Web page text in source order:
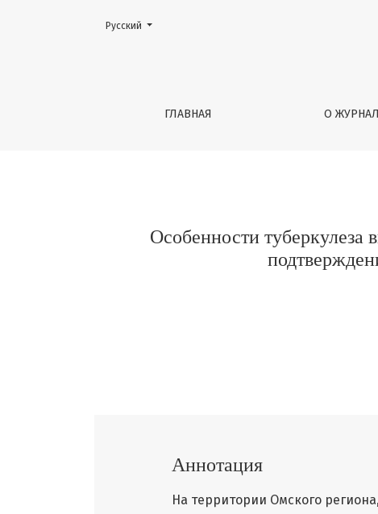
Особенности туберкулеза внелегочных
ГЛАВНАЯ О
##plugins.themes.healthSciences.language.toggle##
Русский
Особенности туберкулеза
Аннотация
На территории Омского